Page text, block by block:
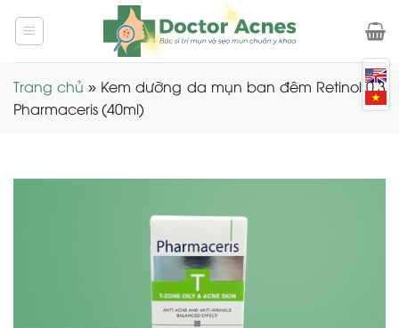
Trang chủ » Kem dưỡng da mụn ban đêm Retinol 0.3
Pharmaceris (40ml)